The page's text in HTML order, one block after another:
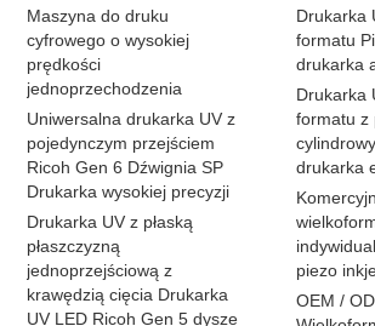
Maszyna do druku
cyfrowego o wysokiej
prędkości
jednoprzechodzenia
Uniwersalna drukarka UV z
pojedynczym przejściem
Ricoh Gen 6 Dźwignia SP
Drukarka wysokiej precyzji
Drukarka UV z płaską
płaszczyzną
jednoprzejściową z
krawędzią cięcia Drukarka
UV LED Ricoh Gen 5 dysze
Drukarka
formatu
drukarka
Drukarka
formatu z
drukarka
piezo
OEM /